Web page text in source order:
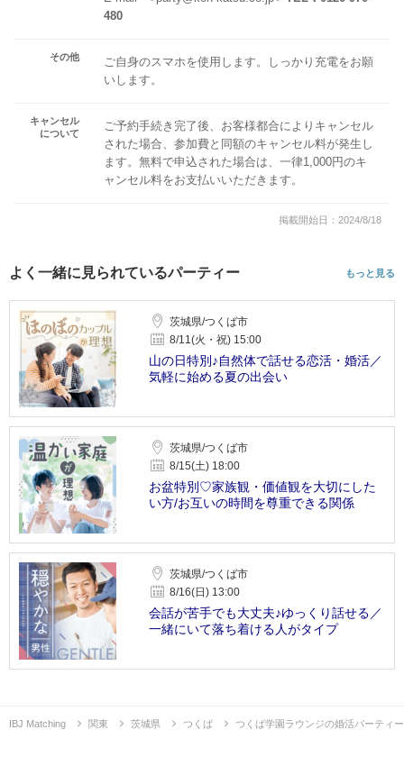
480
その他
ご自身のスマホを使用します。しっかり充電をお願
いします。
キャンセル
について
ご予約手続き完了後、お客様都合によりキャンセル
された場合、参加費と同額のキャンセル料が発生し
ます。無料で申込された場合は、一律1,000円のキ
ャンセル料をお支払いいただきます。
掲載開始日：2024/8/18
よく一緒に見られているパーティー もっと見る
茨城県/つくば市
8/11(火・祝) 15:00
山の日特別♪自然体で話せる恋活・婚活／
気軽に始める夏の出会い
茨城県/つくば市
8/15(土) 18:00
お盆特別♡家族観・価値観を大切にした
い方/お互いの時間を尊重できる関係
茨城県/つくば市
8/16(日) 13:00
会話が苦手でも大丈夫♪ゆっくり話せる／
一緒にいて落ち着ける人がタイプ
IBJ Matching 関東 茨城県 つくば つくば学園ラウンジの婚活パーティー